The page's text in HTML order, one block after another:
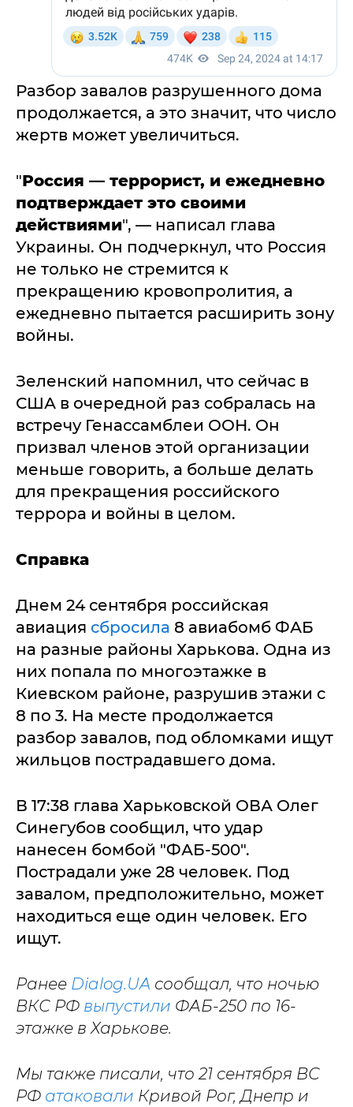
Разбор завалов разрушенного дома
продолжается, а это значит, что число
жертв может увеличиться.
"Россия — террорист, и ежедневно
подтверждает это своими
действиями", — написал глава
Украины. Он подчеркнул, что Россия
не только не стремится к
прекращению кровопролития, а
ежедневно пытается расширить зону
войны.
Зеленский напомнил, что сейчас в
США в очередной раз собралась на
встречу Генассамблеи ООН. Он
призвал членов этой организации
меньше говорить, а больше делать
для прекращения российского
террора и войны в целом.
Справка
Днем 24 сентября российская
авиация сбросила 8 авиабомб ФАБ
на разные районы Харькова. Одна из
них попала по многоэтажке в
Киевском районе, разрушив этажи с
8 по 3. На месте продолжается
разбор завалов, под обломками ищут
жильцов пострадавшего дома.
В 17:38 глава Харьковской ОВА Олег
Синегубов сообщил, что удар
нанесен бомбой "ФАБ-500".
Пострадали уже 28 человек. Под
завалом, предположительно, может
находиться еще один человек. Его
ищут.
Ранее Dialog.UA сообщал, что ночью
ВКС РФ выпустили ФАБ-250 по 16-
этажке в Харькове.
Мы также писали, что 21 сентября ВС
РФ атаковали Кривой Рог, Днепр и